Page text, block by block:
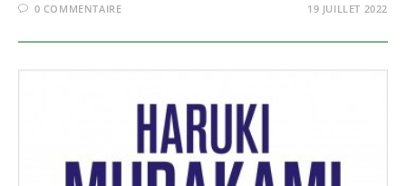
0 COMMENTAIRE 19 JUILLET 2022